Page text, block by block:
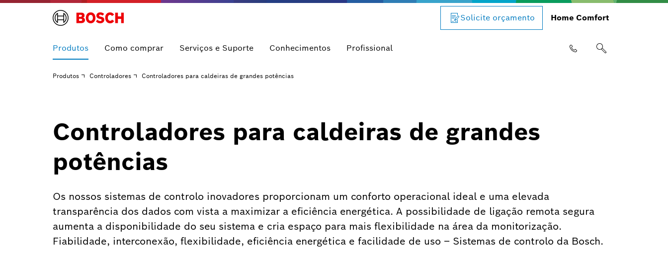
Solicite orçamento Home Comfort
Produtos Como comprar Serviços e Suporte Conhecimentos Profissional
Produtos Controladores Controladores para caldeiras de grandes potências
Controladores para caldeiras de grandes
potências
Os nossos sistemas de controlo inovadores proporcionam um conforto operacional ideal e uma elevada
transparência dos dados com vista a maximizar a eficiência energética. A possibilidade de ligação remota segura
aumenta a disponibilidade do seu sistema e cria espaço para mais flexibilidade na área da monitorização.
Fiabilidade, interconexão, flexibilidade, eficiência energética e facilidade de uso – Sistemas de controlo da Bosch.